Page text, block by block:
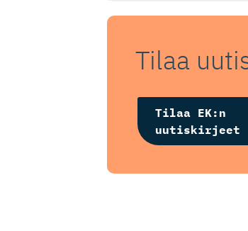
Tilaa
Tilaa EK:n
uutiskirjeet